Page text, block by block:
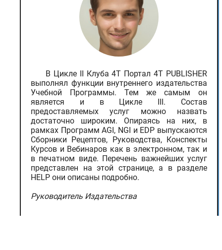
В Цикле II Клуба 4T Портал 4T PUBLISHER
выполнял функции внутреннего издательства
Учебной Программы. Тем же самым он
является и в Цикле III. Состав
предоставляемых услуг можно назвать
достаточно широким. Опираясь на них, в
рамках Программ AGI, NGI и EDP выпускаются
Сборники Рецептов, Руководства, Конспекты
Курсов и Вебинаров как в электронном, так и
в печатном виде. Перечень важнейших услуг
представлен на этой странице, а в разделе
HELP они описаны подробно.
Руководитель Издательства